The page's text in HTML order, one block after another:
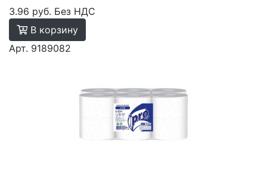
3.96 руб. Без НДС
В корзину
Арт. 9189082